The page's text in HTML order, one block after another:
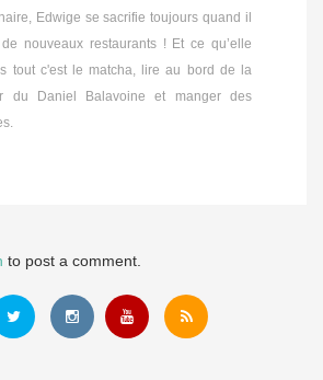
Edwige se sacrifie toujours quand il
nouveaux restaurants ! Et ce qu’elle
tout c'est le matcha, lire au bord de la
du Daniel Balavoine et manger des
to post a comment.